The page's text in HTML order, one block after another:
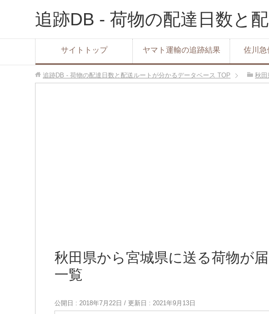
追跡DB - 荷物の配達日数と
サイトトップ ヤマト運輸の追跡結果 佐川急
追跡DB - 荷物の配達日数と配送ルートが分かるデータベース TOP 秋田
秋田県から宮城県に送る荷物が
一覧
公開日 : 2018年7月22日 / 更新日 : 2021年9月13日